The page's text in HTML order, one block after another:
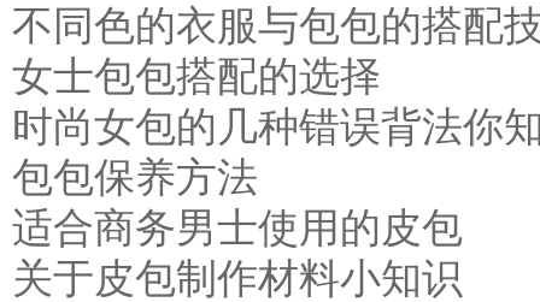
不同色的衣服与包包的搭配
女士包包搭配的选择
时尚女包的几种错误背法你
包包保养方法
适合商务男士使用的皮包
关于皮包制作材料小知识